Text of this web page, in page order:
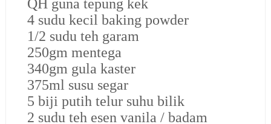
QH guna tepung kek
4 sudu kecil baking powder
1/2 sudu teh garam
250gm mentega
340gm gula kaster
375ml susu segar
5 biji putih telur suhu bilik
2 sudu teh esen vanila / badam